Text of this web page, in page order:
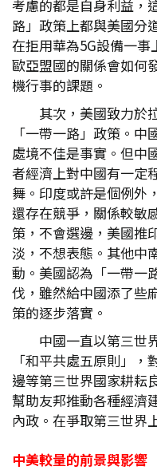
考慮的都是自身利益，
路」政策上都與美國分
在拒用華為5G設備一
歐亞盟國的關係會如何
機行事的課題。
其次，美國致力於
「一帶一路」政策。中
處境不佳是事實。但中
者經濟上對中國有一定
舞。印度或許是個例外
還存在競爭，關係較敏
策，不會選邊，美國推
淡，不想表態。其他中
動。美國認為「一帶一
伐，雖然給中國添了些
策的逐步落實。
中國一直以第三世
「和平共處五原則」
邊等第三世界國家耕耘
幫助友邦推動各種經濟
內政。在爭取第三世界
中美較量的前景與影響